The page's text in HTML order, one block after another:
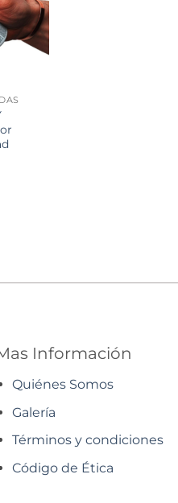
Información
Quiénes Somos
Galería
Términos y condiciones
Código de Ética